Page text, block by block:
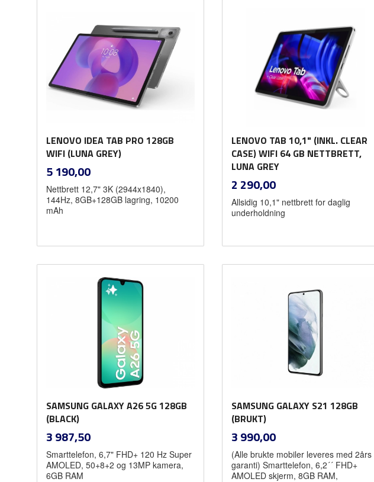
LENOVO IDEA TAB PRO 128GB
WIFI (LUNA GREY)
Pris
5 190,00mva.
Nettbrett 12,7" 3K (2944x1840),
144Hz, 8GB+128GB lagring, 10200
mAh
LENOVO TAB 10,1" (INKL. CLEAR
CASE) WIFI 64 GB NETTBRETT,
LUNA GREY
Pris
2 290,00mva.
Allsidig 10,1" nettbrett for daglig
underholdning
SAMSUNG GALAXY A26 5G 128GB
(BLACK)
Pris
3 987,50mva.
Smarttelefon, 6,7" FHD+ 120 Hz Super
AMOLED, 50+8+2 og 13MP kamera,
6GB RAM
SAMSUNG GALAXY S21 128GB
(BRUKT)
Pris
3 990,00mva.
(Alle brukte mobiler leveres med 2års
garanti) Smarttelefon, 6,2´´ FHD+
AMOLED skjerm, 8GB RAM,